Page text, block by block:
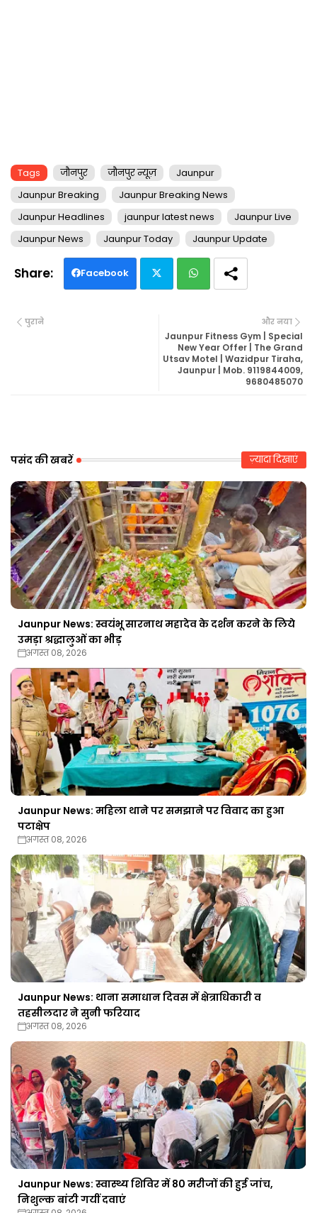
Tags जौनपुर जौनपुर न्यूज़
Jaunpur
Jaunpur Breaking
Jaunpur Breaking News
Jaunpur Headlines
jaunpur latest news
Jaunpur Live
Jaunpur News
Jaunpur Today Jaunpur Update
Facebook
ats
ap
और नया
Jaunpur Fitness Gym | Special
New Year Offer | The Grand
Utsav Motel | Wazidpur Tiraha,
Jaunpur | Mob. 9119844009,
9680485070
पुराने
पसंद की खबरें ज़्यादा दिखाएं
Jaunpur News: स्वयंभू सारनाथ महादेव के दर्शन करने के लिये
उमड़ा श्रद्धालुओं का भीड़
अगस्त 08, 2026
Jaunpur News: महिला थाने पर समझाने पर विवाद का हुआ
पटाक्षेप
अगस्त 08, 2026
Jaunpur News: थाना समाधान दिवस में क्षेत्राधिकारी व
तहसीलदार ने सुनी फरियाद
अगस्त 08, 2026
Jaunpur News: स्वास्थ्य शिविर में 80 मरीजों की हुई जांच,
निशुल्क बांटी गयीं दवाएं